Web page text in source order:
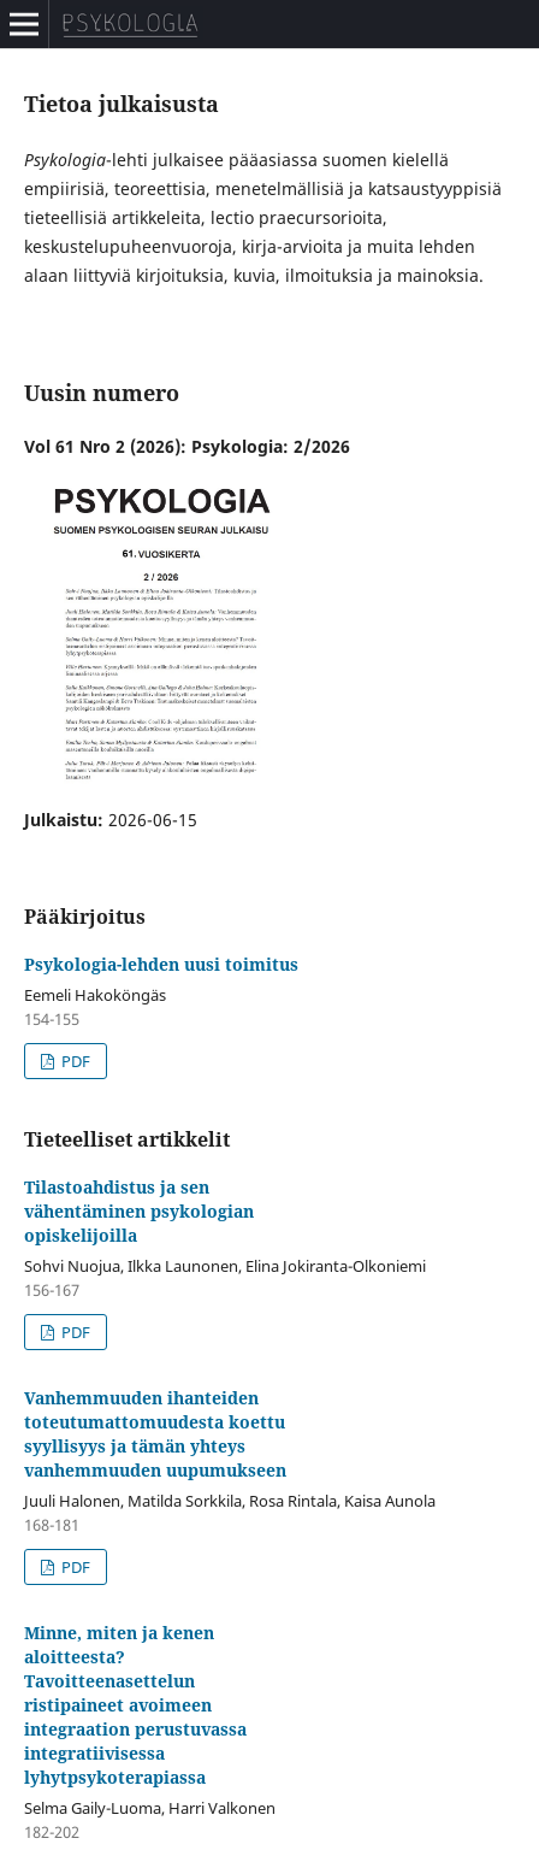
Tietoa julkaisusta
Psykologia-lehti julkaisee pääasiassa suomen kielellä
empiirisiä, teoreettisia, menetelmällisiä ja katsaustyyppisiä
tieteellisiä artikkeleita, lectio praecursorioita,
keskustelupuheenvuoroja, kirja-arvioita ja muita lehden
alaan liittyviä kirjoituksia, kuvia, ilmoituksia ja mainoksia.
Uusin numero
Vol 61 Nro 2 (2026): Psykologia: 2/2026
Julkaistu: 2026-06-15
Pääkirjoitus
Psykologia-lehden uusi toimitus
Eemeli Hakoköngäs
154-155
PDF
Tieteelliset artikkelit
Tilastoahdistus ja sen
vähentäminen psykologian
opiskelijoilla
Sohvi Nuojua, Ilkka Launonen, Elina Jokiranta-Olkoniemi
156-167
PDF
Vanhemmuuden ihanteiden
toteutumattomuudesta koettu
syyllisyys ja tämän yhteys
vanhemmuuden uupumukseen
Juuli Halonen, Matilda Sorkkila, Rosa Rintala, Kaisa Aunola
168-181
PDF
Minne, miten ja kenen
aloitteesta?
Tavoitteenasettelun
ristipaineet avoimeen
integraation perustuvassa
integratiivisessa
lyhytpsykoterapiassa
Selma Gaily-Luoma, Harri Valkonen
182-202